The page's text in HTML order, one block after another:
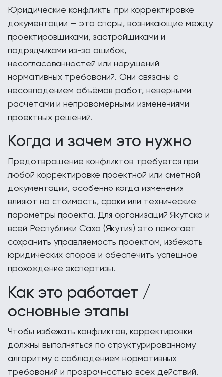
Юридические конфликты при корректировке
документации — это споры, возникающие между
проектировщиками, застройщиками и
подрядчиками из-за ошибок,
несогласованностей или нарушений
нормативных требований. Они связаны с
несовпадением объёмов работ, неверными
расчётами и неправомерными изменениями
проектных решений.
Когда и зачем это нужно
Предотвращение конфликтов требуется при
любой корректировке проектной или сметной
документации, особенно когда изменения
влияют на стоимость, сроки или технические
параметры проекта. Для организаций Якутска и
всей Республики Саха (Якутия) это помогает
сохранить управляемость проектом, избежать
юридических споров и обеспечить успешное
прохождение экспертизы.
Как это работает /
основные этапы
Чтобы избежать конфликтов, корректировки
должны выполняться по структурированному
алгоритму с соблюдением нормативных
требований и прозрачностью всех действий.